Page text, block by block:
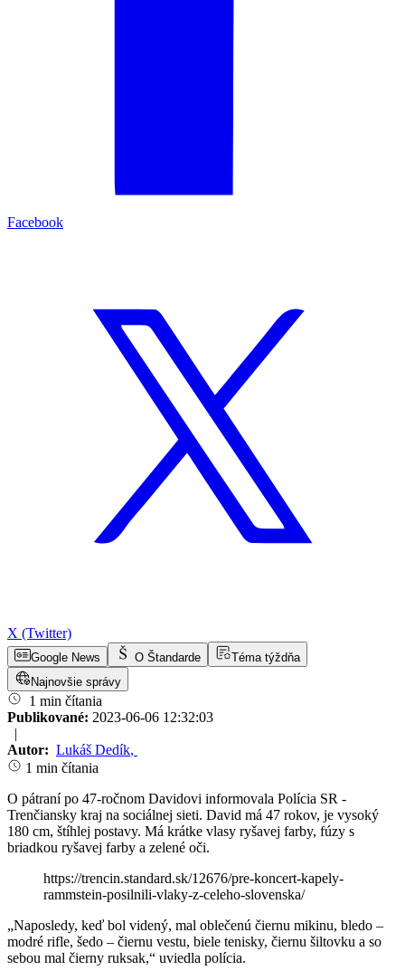
Facebook
X (Twitter)
Google News O Štandarde
Téma týždňa
Najnovšie správy
1 min čítania
Publikované: 2023-06-06 12:32:03
|
Autor: Lukáš Dedík,
1 min čítania
O pátraní po 47-ročnom Davidovi informovala Polícia SR -
Trenčiansky kraj na sociálnej sieti. David má 47 rokov, je vysoký
180 cm, štíhlej postavy. Má krátke vlasy ryšavej farby, fúzy s
briadkou ryšavej farby a zelené oči.
https://trencin.standard.sk/12676/pre-koncert-kapely-
rammstein-posilnili-vlaky-z-celeho-slovenska/
„Naposledy, keď bol videný, mal oblečenú čiernu mikinu, bledo –
modré rifle, šedo – čiernu vestu, biele tenisky, čiernu šiltovku a so
sebou mal čierny ruksak,“ uviedla polícia.